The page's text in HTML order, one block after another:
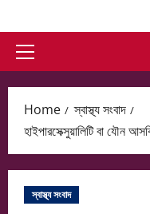
to
contentPrimary
Home
স্বাস্থ্য সংবাদ
হাইপারসেক্সুয়ালিটি বা যৌন
স্বাস্থ্য সংবাদ